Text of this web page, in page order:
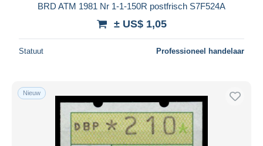
BRD ATM 1981 Nr 1-1-150R postfrisch S7F524A
± US$ 1,05
Statuut Professioneel handelaar
Nieuw